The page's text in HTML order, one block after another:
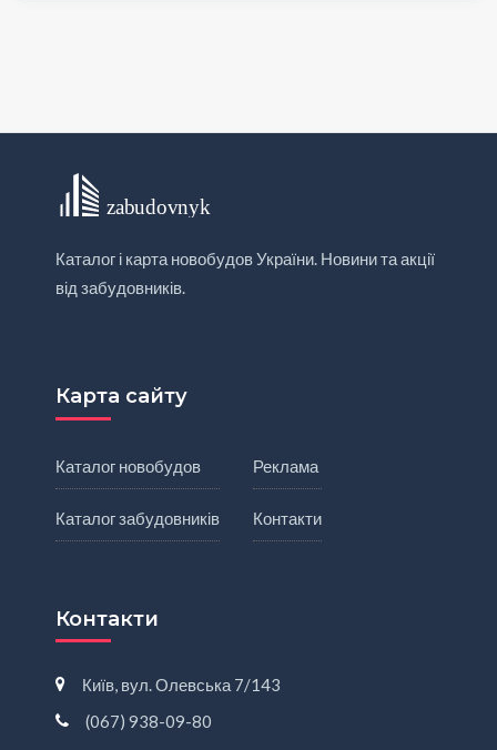
Каталог і карта новобудов України. Новини та акції
від забудовників.
Карта сайту
Каталог новобудов
Каталог забудовників
Реклама
Контакти
Контакти
Київ, вул. Олевська 7/143
(067) 938-09-80